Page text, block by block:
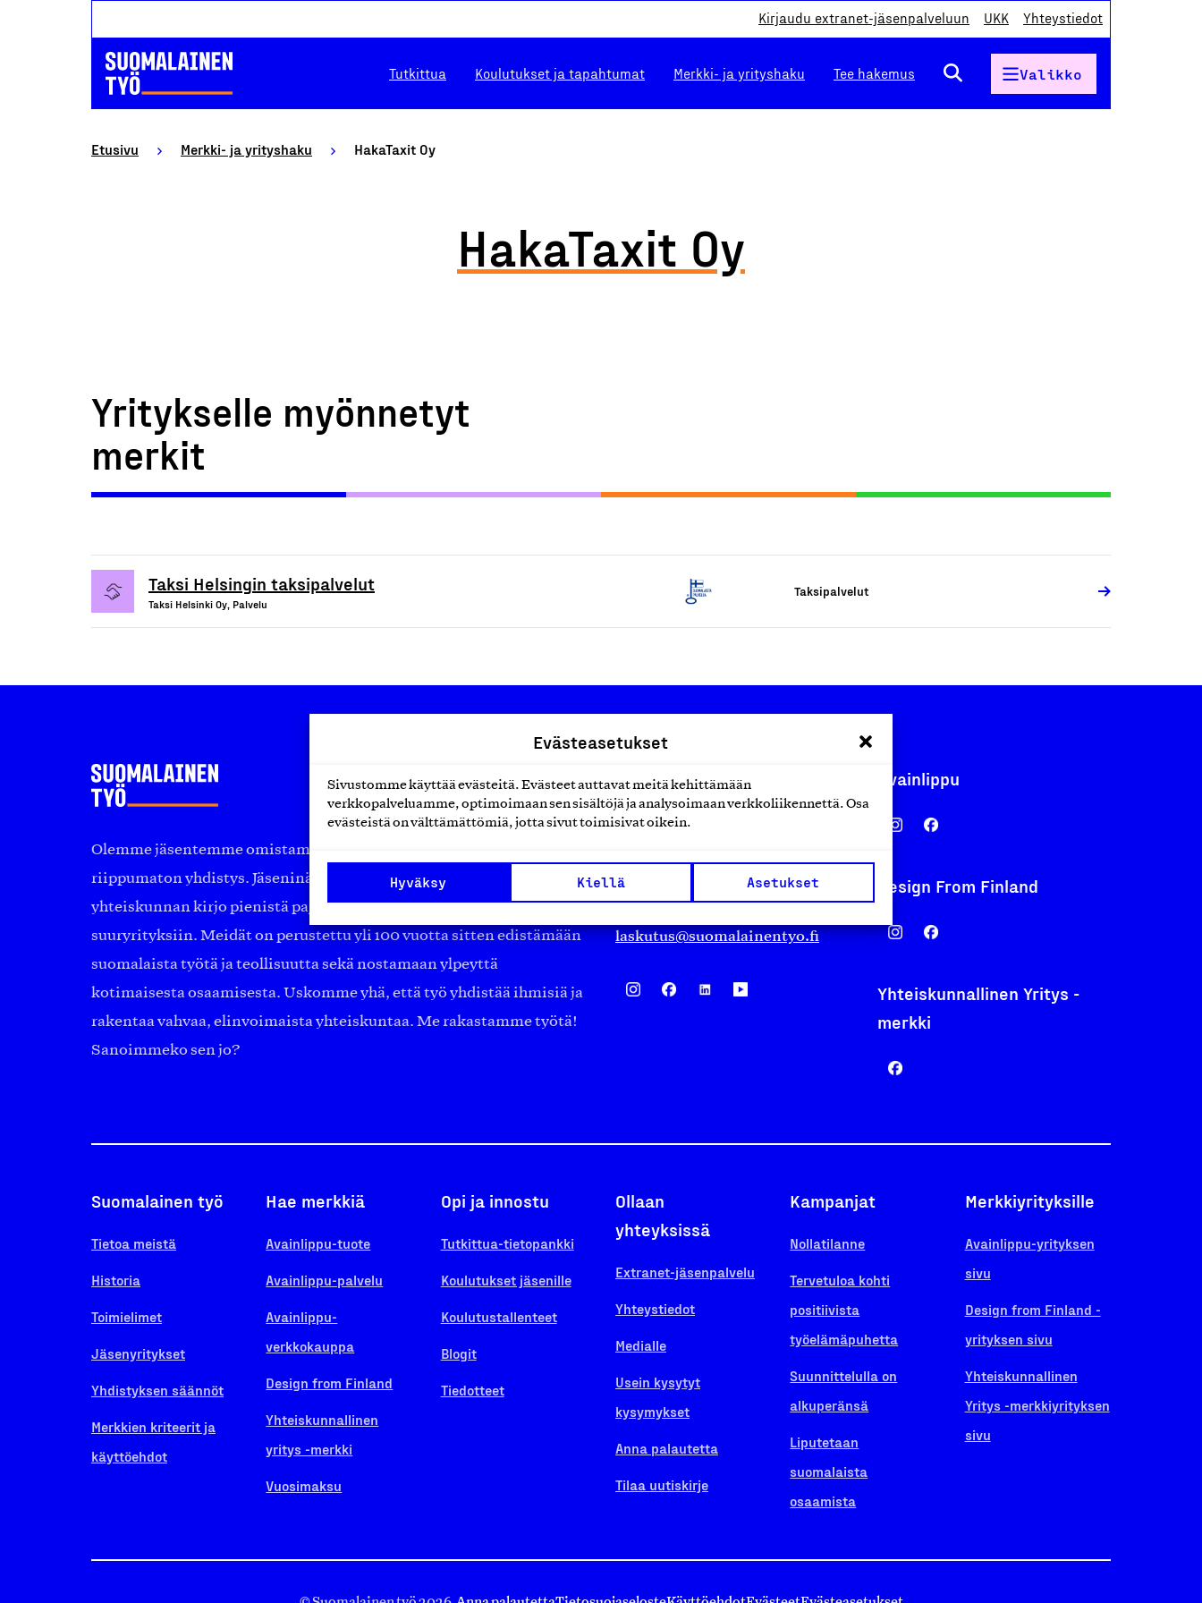
Evästeasetukset
Sivustomme käyttää evästeitä. Evästeet auttavat meitä kehittämään
verkkopalveluamme, optimoimaan sen sisältöjä ja analysoimaan verkkoliikennettä. Osa
evästeistä on välttämättömiä, jotta sivut toimisivat oikein.
Hyväksy Kiellä Asetukset
Kirjaudu extranet-jäsenpalveluun UKK Yhteystiedot
Tutkittua Koulutukset ja tapahtumat Merkki- ja yrityshaku Tee hakemus Valikko
Etusivu Merkki- ja yrityshaku HakaTaxit Oy
HakaTaxit Oy
Yritykselle myönnetyt
merkit
Taksi Helsingin taksipalvelut
Taksi Helsinki Oy, Palvelu
Taksipalvelut
Olemme jäsentemme omistama puolueeton, työmarkkinajärjestöistä
riippumaton yhdistys. Jäseninämme on koko suomalaisen
yhteiskunnan kirjo pienistä pajoista ja yhteisöistä kansainvälisiin
suuryrityksiin. Meidät on perustettu yli 100 vuotta sitten edistämään
suomalaista työtä ja teollisuutta sekä nostamaan ylpeyttä
kotimaisesta osaamisesta. Uskomme yhä, että työ yhdistää ihmisiä ja
rakentaa vahvaa, elinvoimaista yhteiskuntaa. Me rakastamme työtä!
Sanoimmeko sen jo?
Suomalainen työ ry
Eteläranta 14,
Finland
asiakaspalvelu@suomalainentyo.fi
laskutus@suomalainentyo.fi
Avainlippu
Design From Finland
Yhteiskunnallinen Yritys -
merkki
Suomalainen työ
Tietoa meistä
Historia
Toimielimet
Jäsenyritykset
Yhdistyksen säännöt
Merkkien kriteerit ja
käyttöehdot
Hae merkkiä
Avainlippu-tuote
Avainlippu-palvelu
Avainlippu-
verkkokauppa
Design from Finland
Yhteiskunnallinen
yritys -merkki
Vuosimaksu
Opi ja innostu
Tutkittua-tietopankki
Koulutukset jäsenille
Koulutustallenteet
Blogit
Tiedotteet
Ollaan
yhteyksissä
Extranet-jäsenpalvelu
Yhteystiedot
Medialle
Usein kysytyt
kysymykset
Anna palautetta
Tilaa uutiskirje
Kampanjat
Nollatilanne
Tervetuloa kohti
positiivista
työelämäpuhetta
Suunnittelulla on
alkuperänsä
Liputetaan
suomalaista
osaamista
Merkkiyrityksille
Avainlippu-yrityksen
sivu
Design from Finland -
yrityksen sivu
Yhteiskunnallinen
Yritys -merkkiyrityksen
sivu